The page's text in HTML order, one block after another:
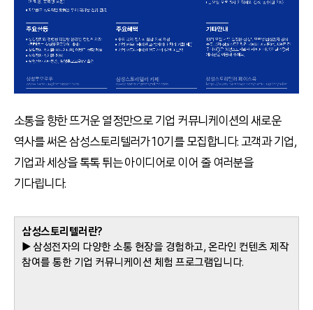
소통을 향한 뜨거운 열정만으로 기업 커뮤니케이션의 새로운
역사를 써온 삼성스토리텔러가 10기를 모집합니다. 고객과 기업,
기업과 세상을 톡톡 튀는 아이디어로 이어 줄 여러분을
기다립니다.
삼성스토리텔러란?
▶ 삼성전자의 다양한 소통 현장을 경험하고, 온라인 컨텐츠 제작
참여를 통한 기업 커뮤니케이션 체험 프로그램입니다.